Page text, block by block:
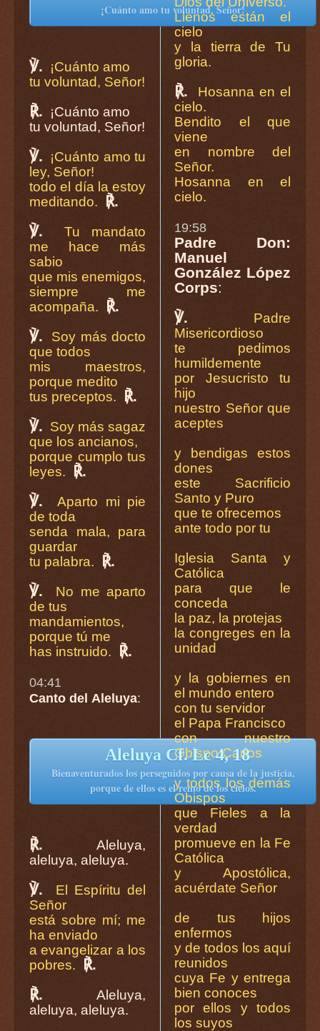
¡Cuánto amo tu voluntad, Señor!
℣.
¡Cuánto amo
tu voluntad, Señor!
℟.
¡Cuánto amo
tu voluntad, Señor!
℣.
¡Cuánto amo tu
ley, Señor!
todo el día la estoy
meditando.
℟.
℣.
Tu mandato
me hace más
sabio
que mis enemigos,
siempre me
acompaña.
℟.
℣.
Soy más docto
que todos
mis maestros,
porque medito
tus preceptos.
℟.
℣. Soy más sagaz
que los ancianos,
porque cumplo tus
leyes.
℟.
℣.
Aparto mi pie
de toda
senda mala, para
guardar
tu palabra.
℟.
℣.
No me aparto
de tus
mandamientos,
porque tú me
has instruido.
℟.
04:41
Canto del Aleluya:
Aleluya Cf. Lc 4, 18
Bienaventurados los perseguidos por causa de la justicia,
porque de ellos es el reino de los cielos.
℟.
Aleluya,
aleluya, aleluya.
℣.
El Espíritu del
Señor
está sobre mí; me
ha enviado
a evangelizar a los
pobres.
℟.
℟.
Aleluya,
aleluya, aleluya.
Llenos están el
cielo
y la tierra de Tu
gloria.
℟.
Hosanna en el
cielo.
Bendito el que
viene
en nombre del
Señor.
Hosanna en el
cielo.
19:58
Padre Don:
Manuel
González López
Corps:
℣.
Padre
Misericordioso
te pedimos
humildemente
por Jesucristo tu
hijo
nuestro Señor que
aceptes
y bendigas estos
dones
este Sacrificio
Santo y Puro
que te ofrecemos
ante todo por tu
Iglesia Santa y
Católica
para que le
conceda
la paz, la protejas
la congreges en la
unidad
y la gobiernes en
el mundo entero
con tu servidor
el Papa Francisco
con nuestro
Obispo Carlos
y todos los demás
Obispos
que Fieles a la
verdad
promueve en la Fe
Católica
y Apostólica,
acuérdate Señor
de tus hijos
enfermos
y de todos los aquí
reunidos
cuya Fe y entrega
bien conoces
por ellos y todos
los suyos